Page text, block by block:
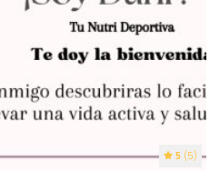
5 (5)